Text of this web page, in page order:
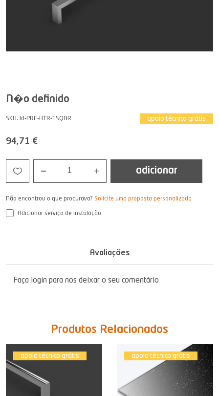
N�o definido
SKU. Id-PRE-HTR-1SQBR apoio técnico grátis
94,71 €
1 adicionar
Não encontrou o que procurava? Solicite uma proposta personalizada
Adicionar serviço de instalação
Avaliações
Faça login para nos deixar o seu comentário
Produtos Relacionados
apoio técnico grátis apoio técnico grátis